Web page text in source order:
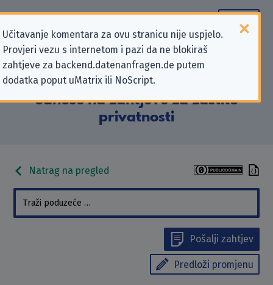
Učitavanje komentara za ovu stranicu nije uspjelo.
Provjeri vezu s internetom i pazi da ne blokiraš
zahtjeve za backend.datenanfragen.de putem
dodatka poput uMatrix ili NoScript.
Podaci kontakta „Bildungswerk für
Gesundheitsberufe gGmbH” koji se
odnose na zahtjeve za zaštitu
privatnosti
Natrag na pregled
Pošalji zahtjev
Predloži promjenu